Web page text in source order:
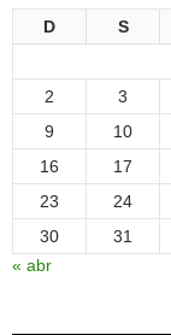
D S
2
3
9
10
16
17
23
24
30
31
« abr